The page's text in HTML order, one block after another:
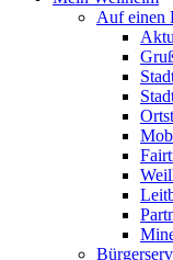
Auf einen